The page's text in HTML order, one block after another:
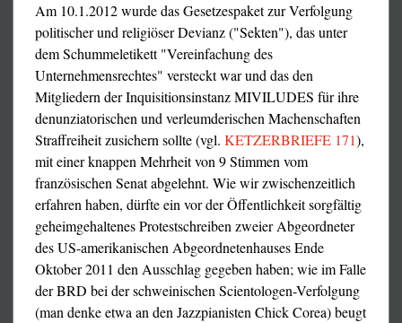
es ist konfliktlos proimperialistisch, auch wenn am Ende
ein Sharia-Syrien steht. Aber das sind ja Peanuts für einen
Uno-Geldjäger (»der Jäger der verborgenen Staatsknete«).
Wir haben aus unserer eigenen, nämlich
antiimperialistischen und leninistischen Position nie ein
Hehl gemacht; aber ebensowenig haben wir andere
Kämpfer gegen Religionsprivilegien und Kirchenmacht
jemals gedrängt, sie zu übernehmen, oder pikiert auf sie
herabgeschaut, wenn sie es nicht taten. Nun das erste
Dokument:
Reaktion eines IAFT-Mitglieds (englisch)
Unsere Stellungnahme zur IAFT-Resolution
IAFT-Resolution: Free the »Pussy Riots«
(englisch)
Am 10.1.2012 wurde das Gesetzespaket zur Verfolgung
politischer und religiöser Devianz ("Sekten"), das unter
dem Schummeletikett "Vereinfachung des
Unternehmensrechtes" versteckt war und das den
Mitgliedern der Inquisitionsinstanz MIVILUDES für ihre
denunziatorischen und verleumderischen Machenschaften
Straffreiheit zusichern sollte (vgl. KETZERBRIEFE 171),
mit einer knappen Mehrheit von 9 Stimmen vom
französischen Senat abgelehnt. Wie wir zwischenzeitlich
erfahren haben, dürfte ein vor der Öffentlichkeit sorgfältig
geheimgehaltenes Protestschreiben zweier Abgeordneter
des US-amerikanischen Abgeordnetenhauses Ende
Oktober 2011 den Ausschlag gegeben haben; wie im Falle
der BRD bei der schweinischen Scientologen-Verfolgung
(man denke etwa an den Jazzpianisten Chick Corea) beugt